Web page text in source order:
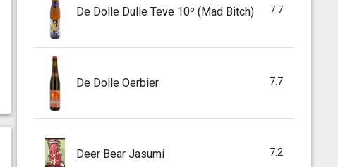
De Dolle Dulle Teve 10º (Mad Bitch) 7.7
De Dolle Oerbier 7.7
Deer Bear Jasumi 7.2